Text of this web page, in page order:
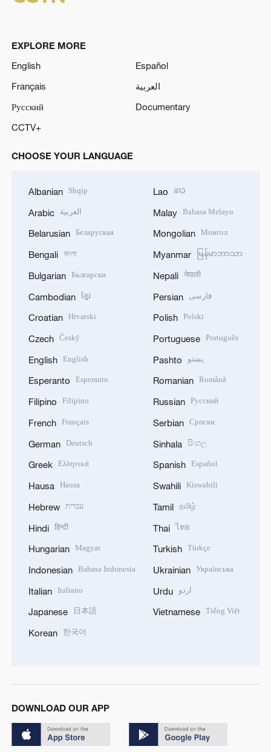
EXPLORE MORE
English
Español
Français
العربية
Русский
Documentary
CCTV+
CHOOSE YOUR LANGUAGE
Albanian Shqip
Arabic العربية
Belarusian Беларуская
Bengali বাংলা
Bulgarian Български
Cambodian ខ្មែរ
Croatian Hrvatski
Czech Český
English English
Esperanto Esperanto
Filipino Filipino
French Français
German Deutsch
Greek Ελληνικά
Hausa Hausa
Hebrew עברית
Hindi हिन्दी
Hungarian Magyar
Indonesian Bahasa Indonesia
Italian Italiano
Japanese 日本語
Korean 한국어
Lao ລາວ
Malay Bahasa Melayu
Mongolian Монгол
Myanmar မြန်မာဘာသာ
Nepali नेपाली
Persian فارسی
Polish Polski
Portuguese Português
Pashto پښتو
Romanian Română
Russian Русский
Serbian Српски
Sinhala සිංහල
Spanish Español
Swahili Kiswahili
Tamil தமிழ்
Thai ไทย
Turkish Türkçe
Ukrainian Українська
Urdu اردو
Vietnamese Tiếng Việt
DOWNLOAD OUR APP